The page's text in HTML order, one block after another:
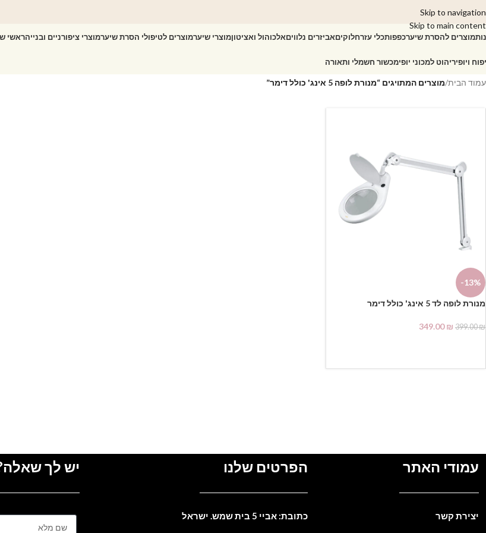
Skip to navigation
Skip to main content
מוצרים להסרת שיערכפפותכלי עזרחלוקיםאביזרים נלוויםאלכוהול ואציטוןמוצרי שיערמוצרים לטיפולי הסרת שיערמוצרי ציפורניים ובנייהראשי
ויופיריהוט למכוני יופימכשור חשמלי ותאורה
עמוד הבית/מוצרים המתויגים “מנורת לופה 5 אינג' כולל דימר”
-13%
מנורת לופה לד 5 אינג' כולל דימר
399.00₪
349.00₪
עמודי האתר
יצירת קשר
הפרטים שלנו
כתובת: אביי 5 בית שמש. ישראל
יש לך